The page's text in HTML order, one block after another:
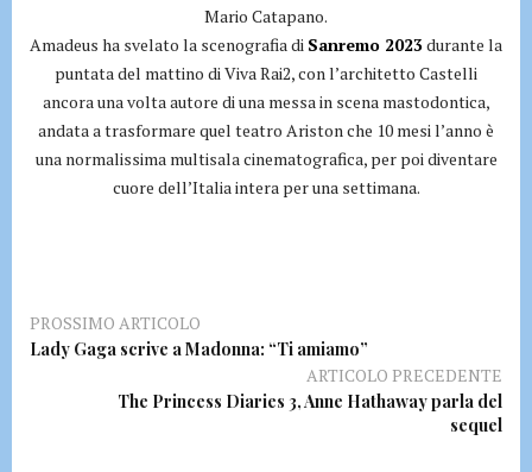
Mario Catapano.
Amadeus ha svelato la scenografia di Sanremo 2023durante la
puntata del mattino di Viva Rai2, con l’architetto Castelli
ancora una volta autore di una messa in scena mastodontica,
andata a trasformare quel teatro Ariston che 10 mesi l’anno è
una normalissima multisala cinematografica, per poi diventare
cuore dell’Italia intera per una settimana.
PROSSIMO ARTICOLO
Lady Gaga scrive a Madonna: “Ti amiamo”
ARTICOLO PRECEDENTE
The Princess Diaries 3, Anne Hathaway parla del
sequel